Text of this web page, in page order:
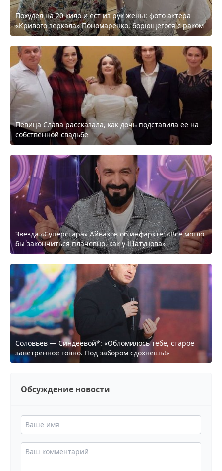
Похудел на 20 кило и ест из рук жены: фото актера
«Кривого зеркала» Пономаренко, борющегося с раком
Певица Слава рассказала, как дочь подставила ее на
собственной свадьбе
Звезда «Суперстара» Айвазов об инфаркте: «Все могло
бы закончиться плачевно, как у Шатунова»
Соловьев — Синдеевой*: «Обломилось тебе, старое
заветренное говно. Под забором сдохнешь!»
Обсуждение новости